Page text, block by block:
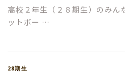
高校２年生（２８期生）のみん
ットボー …
28期生